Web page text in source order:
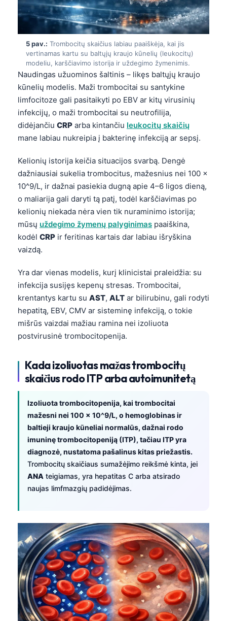
5 pav.: Trombocitų skaičius labiau paaiškėja, kai jis
vertinamas kartu su baltųjų kraujo kūnelių (leukocitų)
modeliu, karščiavimo istorija ir uždegimo žymenimis.
Naudingas užuominos šaltinis – likęs baltųjų kraujo
kūnelių modelis. Maži trombocitai su santykine
limfocitoze gali pasitaikyti po EBV ar kitų virusinių
infekcijų, o maži trombocitai su neutrofilija,
didėjančiu CRP arba kintančiu leukocitų skaičių
mane labiau nukreipia į bakterinę infekciją ar sepsį.
Kelionių istorija keičia situacijos svarbą. Dengė
dažniausiai sukelia trombocitus, mažesnius nei 100 ×
10^9/L, ir dažnai pasiekia dugną apie 4–6 ligos dieną,
o maliarija gali daryti tą patį, todėl karščiavimas po
kelionių niekada nėra vien tik nuraminimo istorija;
mūsų uždegimo žymenų palyginimas paaiškina,
kodėl CRP ir feritinas kartais dar labiau išryškina
vaizdą.
Yra dar vienas modelis, kurį klinicistai praleidžia: su
infekcija susijęs kepenų stresas. Trombocitai,
krentantys kartu su AST, ALT ar bilirubinu, gali rodyti
hepatitą, EBV, CMV ar sisteminę infekciją, o tokie
mišrūs vaizdai mažiau ramina nei izoliuota
postvirusinė trombocitopenija.
Kada izoliuotas mažas trombocitų
skaičius rodo ITP arba autoimunitetą
Izoliuota trombocitopenija, kai trombocitai
mažesni nei 100 × 10^9/L, o hemoglobinas ir
baltieji kraujo kūneliai normalūs, dažnai rodo
imuninę trombocitopeniją (ITP), tačiau ITP yra
diagnozė, nustatoma pašalinus kitas priežastis.
Trombocitų skaičiaus sumažėjimo reikšmė kinta, jei
ANA teigiamas, yra hepatitas C arba atsirado
naujas limfmazgių padidėjimas.
Монгол
ພາສາລາວ
Basa Jawa
Cebuano
ئۇيغۇرچە
Кыргызча
Esperanto
Frysk
Ślōnskŏ gŏdka
Norsk bokmål